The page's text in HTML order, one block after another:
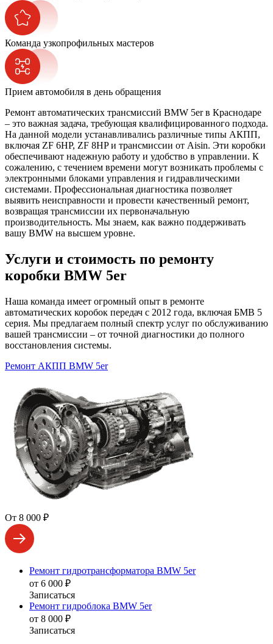
Команда узкопрофильных мастеров
Прием автомобиля в день обращения
Ремонт автоматических трансмиссий BMW 5er в Краснодаре
– это важная задача, требующая квалифицированного подхода.
На данной модели устанавливались различные типы АКПП,
включая ZF 6HP, ZF 8HP и трансмиссии от Aisin. Эти коробки
обеспечивают надежную работу и удобство в управлении. К
сожалению, с течением времени могут возникать проблемы с
электронными блоками управления и гидравлическими
системами. Профессиональная диагностика позволяет
выявить неисправности и провести качественный ремонт,
возвращая трансмиссии их первоначальную
производительность. Мы знаем, как важно поддерживать
вашу BMW на высшем уровне.
Услуги и стоимость по ремонту
коробки BMW 5er
Наша команда имеет огромный опыт в ремонте
автоматических коробок передач с 2012 года, включая БМВ 5
серия. Мы предлагаем полный спектр услуг по обслуживанию
вашей трансмиссии – от точной диагностики до полного
восстановления системы.
Ремонт АКПП BMW 5er
От 8 000 ₽
Ремонт гидротрансформатора BMW 5er
от 6 000 ₽
Записаться
Ремонт гидроблока BMW 5er
от 8 000 ₽
Записаться